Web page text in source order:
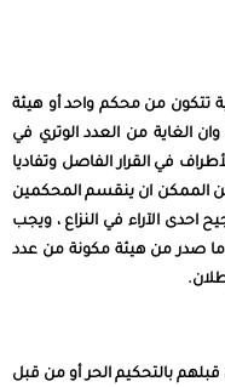
تتكون من محكم واحد أو هيئة
الغاية من العدد الوتري في
في القرار الفاصل وتفاديا
الممكن ان ينقسم المحكمين
احدى الآراء في النزاع ، ويجب
ما صدر من هيئة مكونة من عدد
بالتحكيم الحر أو من قبل